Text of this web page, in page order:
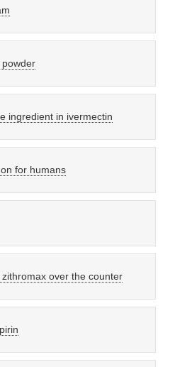
ingredient in ivermectin
for humans
over the counter